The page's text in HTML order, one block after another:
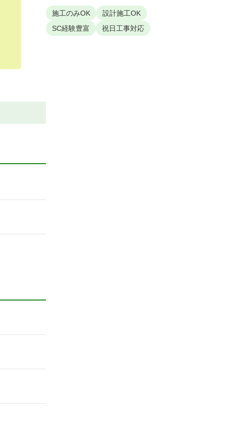
施工のみOK
設計施工OK
SC経験豊富
祝日工事対応